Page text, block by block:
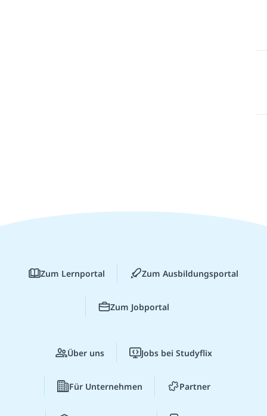
Zum Lernportal Zum Ausbildungsportal
Zum Jobportal
Über uns Jobs bei Studyflix
Für Unternehmen Partner